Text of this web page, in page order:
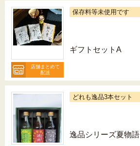
店舗まとめて
配送
保存料等未使用です
ギフトセットA
どれも逸品3本セット
逸品シリーズ夏物語